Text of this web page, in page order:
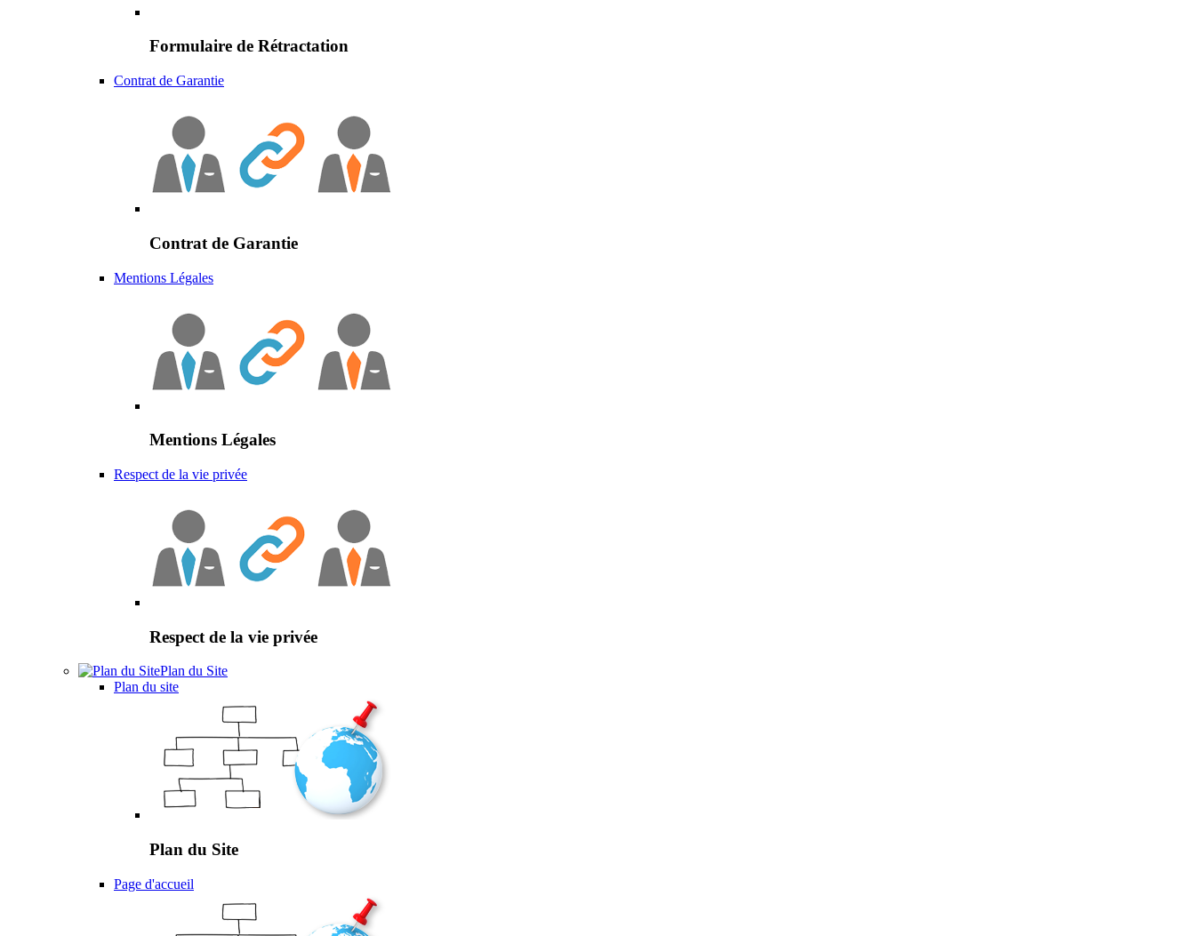
Formulaire de Rétractation
Contrat de Garantie
Contrat de Garantie
Mentions Légales
Mentions Légales
Respect de la vie privée
Respect de la vie privée
Plan du Site
Plan du site
Plan du Site
Page d'accueil